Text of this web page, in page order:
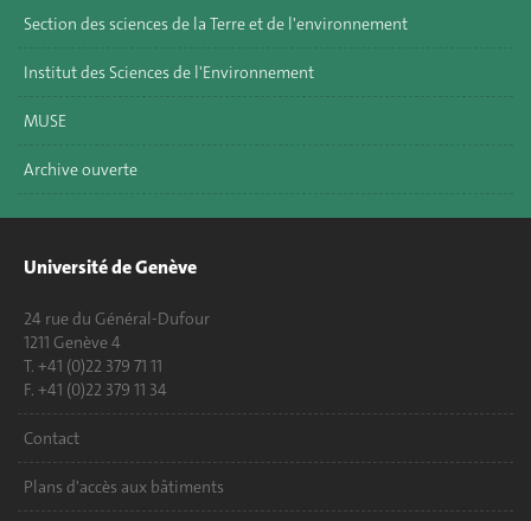
Section des sciences de la Terre et de l'environnement
Institut des Sciences de l'Environnement
MUSE
Archive ouverte
Université de Genève
24 rue du Général-Dufour
1211 Genève 4
T. +41 (0)22 379 71 11
F. +41 (0)22 379 11 34
Contact
Plans d'accès aux bâtiments